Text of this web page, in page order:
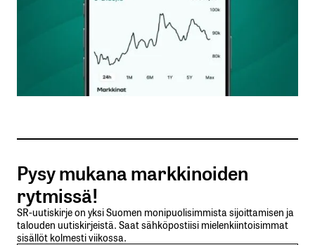
Nimesi tai nimimerkkisi
Sähköpostiosoitteesi
Tilaa SalkunRakentajan uutiskirje
Lähetä kommentti
Pysy mukana markkinoiden
rytmissä!
SR-uutiskirje on yksi Suomen monipuolisimmista sijoittamisen ja
talouden uutiskirjeistä. Saat sähköpostiisi mielenkiintoisimmat
sisällöt kolmesti viikossa.